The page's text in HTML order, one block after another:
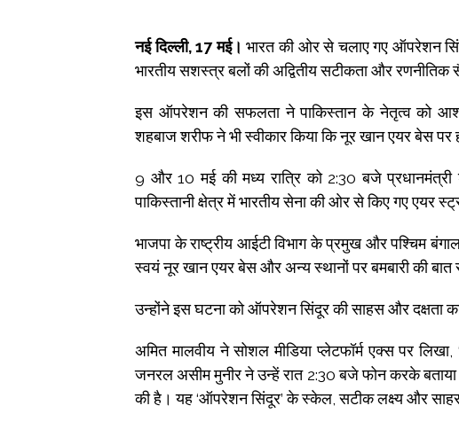
नई दिल्ली, 17 मई। भारत की ओर से चलाए गए ऑपरेशन
भारतीय सशस्त्र बलों की अद्वितीय सटीकता और रणनीतिक
इस ऑपरेशन की सफलता ने पाकिस्तान के नेतृत्व को
शहबाज शरीफ ने भी स्वीकार किया कि नूर खान एयर बेस
9 और 10 मई की मध्य रात्रि को 2:30 बजे
पाकिस्तानी क्षेत्र में भारतीय सेना की ओर से किए गए एयर
भाजपा के राष्ट्रीय आईटी विभाग के प्रमुख और पश्चिम
स्वयं नूर खान एयर बेस और अन्य स्थानों पर बमबारी की बात
उन्होंने इस घटना को ऑपरेशन सिंदूर की साहस और दक्षता
अमित मालवीय ने सोशल मीडिया प्लेटफॉर्म एक्स पर
जनरल असीम मुनीर ने उन्हें रात 2:30 बजे फोन करके
की है। यह ‘ऑपरेशन सिंदूर’ के स्केल, सटीक लक्ष्य और